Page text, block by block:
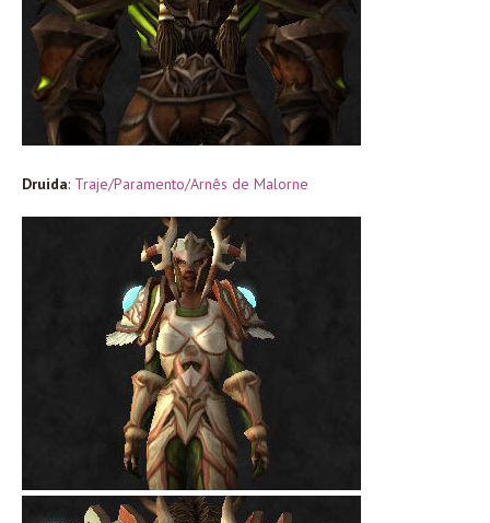
Druida: Traje/Paramento/Arnês de Malorne